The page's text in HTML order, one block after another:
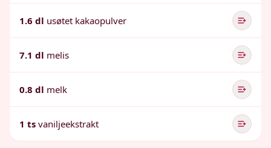
1.6 dl usøtet kakaopulver
7.1 dl melis
0.8 dl melk
1 ts vaniljeekstrakt